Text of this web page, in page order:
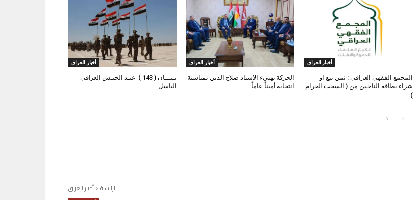
أخبار العراق
بـيـــان ( 143 ): عيـد الجيـش العراقي
الباسل
أخبار العراق
الحركة تهنيء الاستاذ صلاح الدين بمناسبة
انتخابه أميناً عاماً
أخبار العراق
المجمع الفقهي العراقي : ثمن بيع او
شراء بطاقة الناخبين من ( السحت الحرام
)